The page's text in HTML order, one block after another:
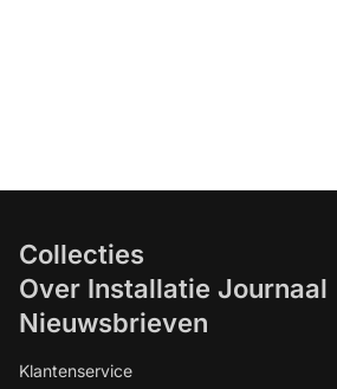
Collecties
Over Installatie Journaal
Nieuwsbrieven
Klantenservice